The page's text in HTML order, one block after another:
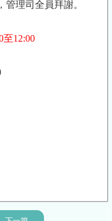
理司全員拜謝。
至12:00